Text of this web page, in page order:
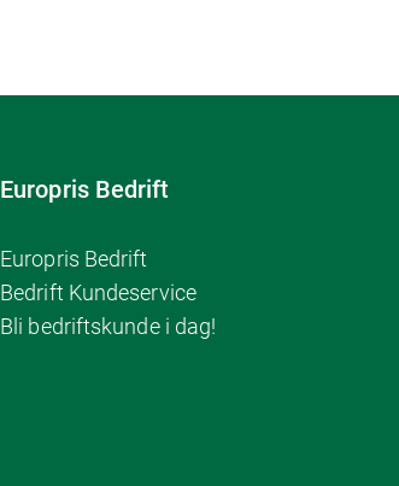
Europris Bedrift
Europris Bedrift
Bedrift Kundeservice
Bli bedriftskunde i dag!